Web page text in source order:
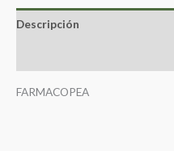
Descripción
FARMACOPEA